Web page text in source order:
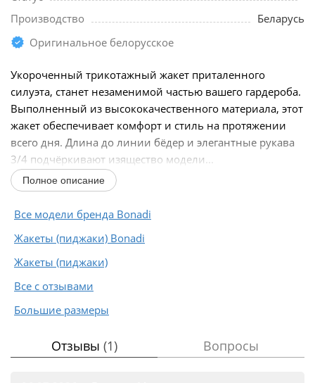
Производство
Беларусь
Оригинальное белорусское
Укороченный трикотажный жакет приталенного
силуэта, станет незаменимой частью вашего гардероба.
Выполненный из высококачественного материала, этот
жакет обеспечивает комфорт и стиль на протяжении
всего дня. Длина до линии бёдер и элегантные рукава
3/4 подчёркивают изящество модели...
Полное описание
Все модели бренда Bonadi
Жакеты (пиджаки) Bonadi
Жакеты (пиджаки)
Все с отзывами
Большие размеры
Отзывы (1) Вопросы